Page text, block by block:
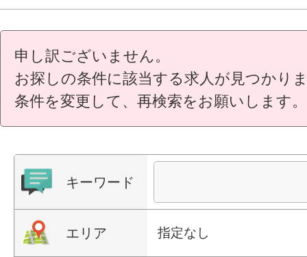
申し訳ございません。
お探しの条件に該当する求人が見つかり
条件を変更して、再検索をお願いします。
キーワード
エリア 指定なし